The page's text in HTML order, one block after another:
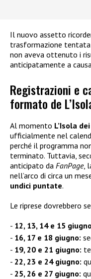
Il nuovo assetto
trasformazione tentata
non aveva ottenuto i
anticipatamente a
Registrazioni e
formato de
Al momento L’Isola
ufficialmente nel
perché il programma
terminato. Tuttavia,
anticipato da FanPage,
nell’arco di circa un
undici puntate.
Le riprese dovrebbero
12, 13, 14 e 15
16, 17 e 18 giugno:
19, 20 e 21 giugno:
22, 23 e 24 giugno:
25, 26 e 27 giugno: